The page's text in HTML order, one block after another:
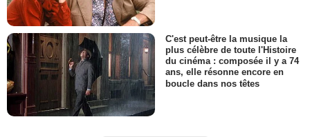
C'est peut-être la musique la
plus célèbre de toute l'Histoire
du cinéma : composée il y a 74
ans, elle résonne encore en
boucle dans nos têtes